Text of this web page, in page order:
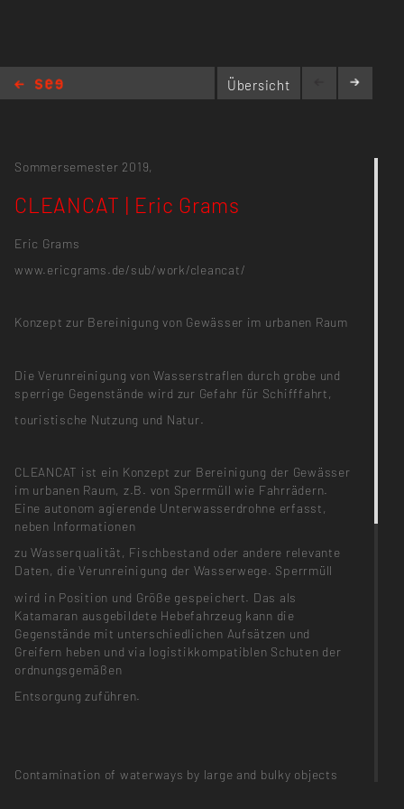
Übersicht
Sommersemester 2019,
CLEANCAT | Eric Grams
Eric Grams
www.ericgrams.de/sub/work/cleancat/
Konzept zur Bereinigung von Gewässer im urbanen Raum
Die Verunreinigung von Wasserstraﬂen durch grobe und
sperrige Gegenstände wird zur Gefahr für Schifffahrt,
touristische Nutzung und Natur.
CLEANCAT ist ein Konzept zur Bereinigung der Gewässer
im urbanen Raum, z.B. von Sperrmüll wie Fahrrädern.
Eine autonom agierende Unterwasserdrohne erfasst,
neben Informationen
zu Wasserqualität, Fischbestand oder andere relevante
Daten, die Verunreinigung der Wasserwege. Sperrmüll
wird in Position und Größe gespeichert. Das als
Katamaran ausgebildete Hebefahrzeug kann die
Gegenstände mit unterschiedlichen Aufsätzen und
Greifern heben und via logistikkompatiblen Schuten der
ordnungsgemäßen
Entsorgung zuführen.
Contamination of waterways by large and bulky objects